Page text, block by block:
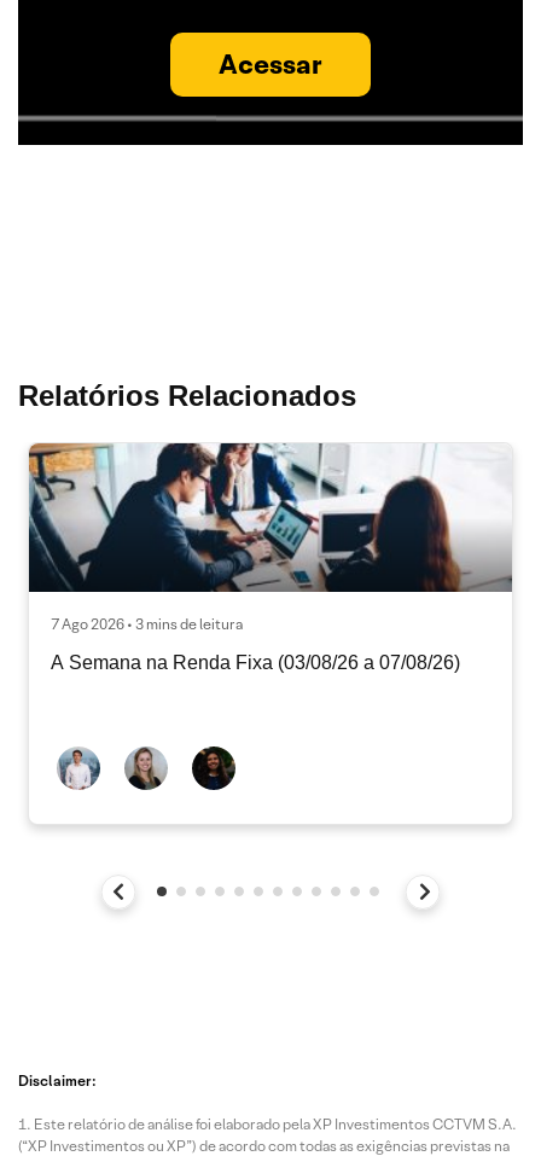
Acessar
Relatórios Relacionados
7 Ago 2026 • 3 mins de leitura
A Semana na Renda Fixa (03/08/26 a 07/08/26)
Disclaimer:
Este relatório de análise foi elaborado pela XP Investimentos CCTVM S.A.
(“XP Investimentos ou XP”) de acordo com todas as exigências previstas na